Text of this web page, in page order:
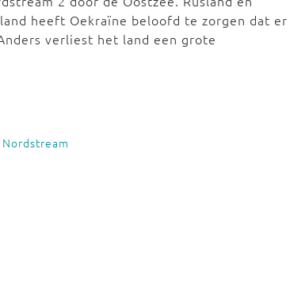
heeft Oekraïne beloofd te zorgen dat er
verliest het land een grote
Nordstream